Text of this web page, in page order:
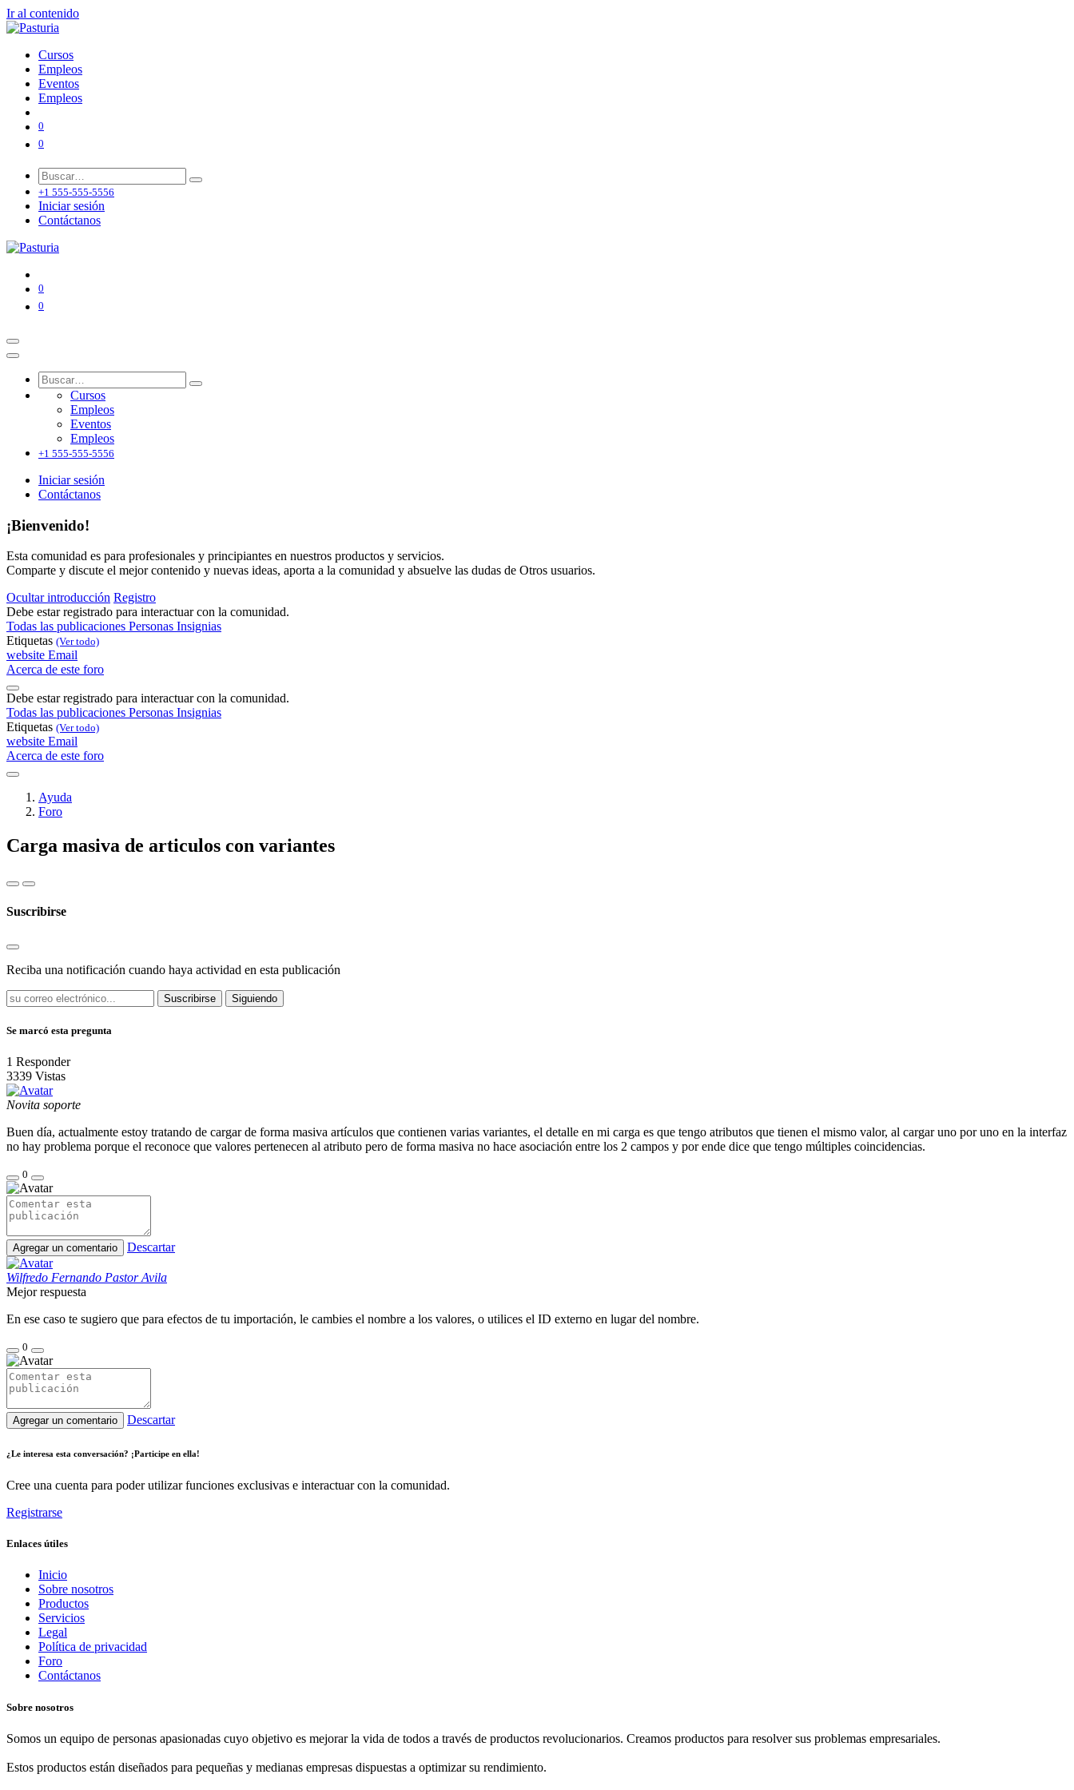
Ir al contenido
Cursos
Empleos
Eventos
Empleos
0
0
+1 555-555-5556
Iniciar sesión
Contáctanos
0
0
Cursos
Empleos
Eventos
Empleos
+1 555-555-5556
Iniciar sesión
Contáctanos
¡Bienvenido!
Esta comunidad es para profesionales y principiantes en nuestros productos y servicios.
Comparte y discute el mejor contenido y nuevas ideas, aporta a la comunidad y absuelve las dudas de Otros usuarios.
Ocultar introducción Registro
Debe estar registrado para interactuar con la comunidad.
Todas las publicaciones Personas Insignias
Etiquetas (Ver todo)
website Email
Acerca de este foro
Debe estar registrado para interactuar con la comunidad.
Todas las publicaciones Personas Insignias
Etiquetas (Ver todo)
website Email
Acerca de este foro
Ayuda
Foro
Carga masiva de articulos con variantes
Suscribirse
Reciba una notificación cuando haya actividad en esta publicación
Suscribirse Siguiendo
Se marcó esta pregunta
1 Responder
3339 Vistas
Novita soporte
Buen día, actualmente estoy tratando de cargar de forma masiva artículos que contienen varias variantes, el detalle en mi carga es que tengo atributos que tienen el mismo valor, al cargar uno por uno en la interfaz
no hay problema porque el reconoce que valores pertenecen al atributo pero de forma masiva no hace asociación entre los 2 campos y por ende dice que tengo múltiples coincidencias.
0
Agregar un comentario Descartar
Wilfredo Fernando Pastor Avila
Mejor respuesta
En ese caso te sugiero que para efectos de tu importación, le cambies el nombre a los valores, o utilices el ID externo en lugar del nombre.
0
Agregar un comentario Descartar
¿Le interesa esta conversación? ¡Participe en ella!
Cree una cuenta para poder utilizar funciones exclusivas e interactuar con la comunidad.
Registrarse
Enlaces útiles
Inicio
Sobre nosotros
Productos
Servicios
Legal
Política de privacidad
Foro
Contáctanos
Sobre nosotros
Somos un equipo de personas apasionadas cuyo objetivo es mejorar la vida de todos a través de productos revolucionarios. Creamos productos para resolver sus problemas empresariales.
Estos productos están diseñados para pequeñas y medianas empresas dispuestas a optimizar su rendimiento.